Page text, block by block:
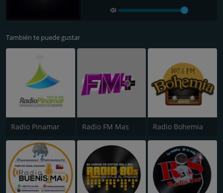
También te puede gustar
Radio Pinamar Radio FM Mas Radio Bohemia